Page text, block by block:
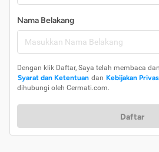
Nama Belakang
Dengan klik Daftar, Saya telah membaca
Syarat dan Ketentuan dan Kebijakan
dihubungi oleh Cermati.com.
Daftar